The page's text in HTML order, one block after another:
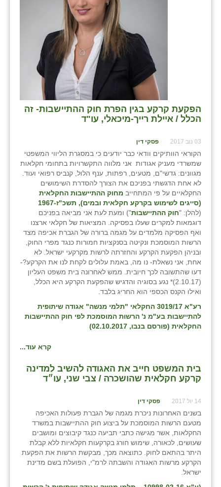
הפקעת קרקע בגין הפרת חוק ההתיישבות- זה
הכלל / איילת רייך-מיכאלי, עו"ד
03 נוב 2017 פסקי דין
הקוראי הוותיקים וודאי כבר יודעים כי במסגרת הליווי המשפטי
שמשרדי מעניק אגודות אני מלווה התקשרויות בתחומי חקלאות
מגוונים: גדשי"ם, מטעים, רפתות, ענף הלול, קנביס רפואי ועוד.
לא אחת הדגשתי בפניכם את הצורך להסדרת השימושים
החקלאיים על פי המתחייב מחוק ההתיישבות החקלאית
(סייגים לשימוש בקרקע חקלאית ובמים), תשכ"ז-1967
(להלן: "חוק ההתיישבות") ומעת לעת אני מביאה בפניכם
דוגמאות למקרים שעלו בפסיקה. המציאות של חקלאי ארצנו
ואף הפסיקה מלמדים על מגמה ברורה של הגברת אכיפה מצד
הרשות המוסמכת ונקיטה בסנקציות חמורות כנגד מפרי החוק,
ובניהן הפקעת הקרקע והחזרתה לרשות מקרקעי ישראל. לא
אחת, אני נשאלת- נו מה, באמת עלולים לקחת לנו את הקרקע?-
דעו שהתשובה לכך חיובית. ממש לאחרונה בית משפט העליון
(2.10.17)* נגע בסוגיה והדגיש שהפקעת הקרקע היא הכלל,
ואילו הקנס הכספי הוא החריג בלבד.
רע"א 3019/17 החקלאי "תלמי מנשה" אגודה שיתופית
להתיישבות בע"מ נ' הרשות המוסמכת לפי חוק ההתיישבות
החקלאית (פורסם בנבו, 02.10.2017)
קרא עוד...
בית המשפט חייב את האגודה להשיב למדינה
קרקע חקלאית שהושכרה / צבי שני, עו״ד
14 יול 2017 פסקי דין
בשנים האחרונות ניכרת מגמה של הגברת פעולות האכיפה
מטעם הרשות המוסמכת על ביצוע חוק ההתיישבות במשרד
החקלאות, אשר מגישה כתבי תביעה כנגד קיבוצים ומושבים
שעושים, לכאורה, שימוש חורג בקרקעות חקלאיות ללא קבלת
היתר בהתאם לחוק. כתוצאה מכך, מבקשת הרשות את הפקעת
הקרקע מרשות האגודה והשבתה לרמ"י, הפועלת בשם מדינת
ישראל.